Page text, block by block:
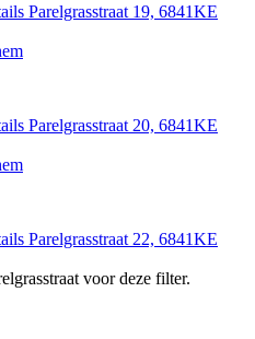
Parelgrasstraat 19, 6841KE
Parelgrasstraat 20, 6841KE
Parelgrasstraat 22, 6841KE
voor deze filter.